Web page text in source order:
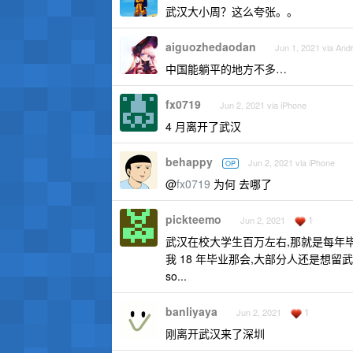
武汉大小周？这么夸张。。
aiguozhedaodan Jun 1, 2021 via
中国能躺平的地方不多…
fx0719 Jun 2, 2021 via iPhone
4 月离开了武汉
behappy OP Jun 2, 2021 via iPhone
@fx0719 为何 去哪了
pickteemo Jun 2, 2021 1
武汉在校大学生百万左右,那就是每年
我 18 年毕业那会,大部分人还是想留
so...
banliyaya Jun 2, 2021 1
刚离开武汉来了深圳